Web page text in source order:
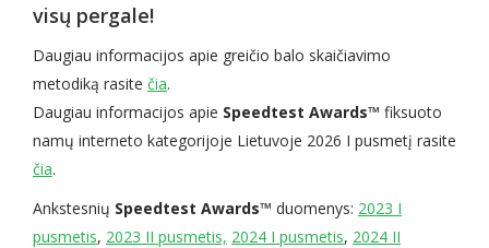
visų pergale!
Daugiau informacijos apie greičio balo skaičiavimo
metodiką rasite čia.
Daugiau informacijos apie Speedtest Awards™ fiksuoto
namų interneto kategorijoje Lietuvoje 2026 I pusmetį rasite
čia.
Ankstesnių Speedtest Awards™ duomenys: 2023 I
pusmetis, 2023 II pusmetis, 2024 I pusmetis, 2024 II